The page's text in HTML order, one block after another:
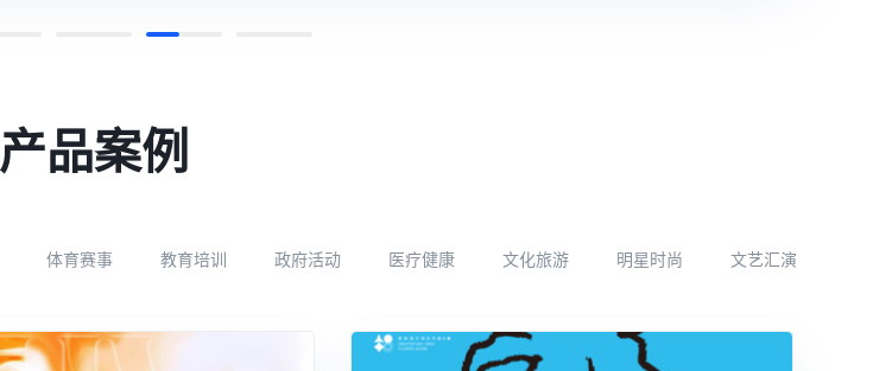
产品案例
体育赛事 教育培训 政府活动 医疗健康 文化旅游 明星时尚 文艺汇演